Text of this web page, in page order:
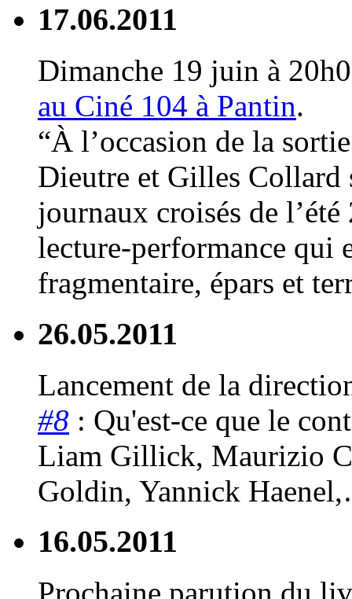
17.06.2011
Dimanche 19 juin à
au Ciné 104 à Pantin.
“À l’occasion de la
Dieutre et Gilles Collard
journaux croisés de
lecture-performance qui
fragmentaire, épars et
26.05.2011
Lancement de la
#8 : Qu'est-ce que le
Liam Gillick, Maurizio
Goldin, Yannick
16.05.2011